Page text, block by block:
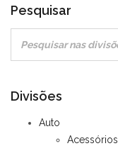
Pesquisar
Divisões
Auto
Acessórios